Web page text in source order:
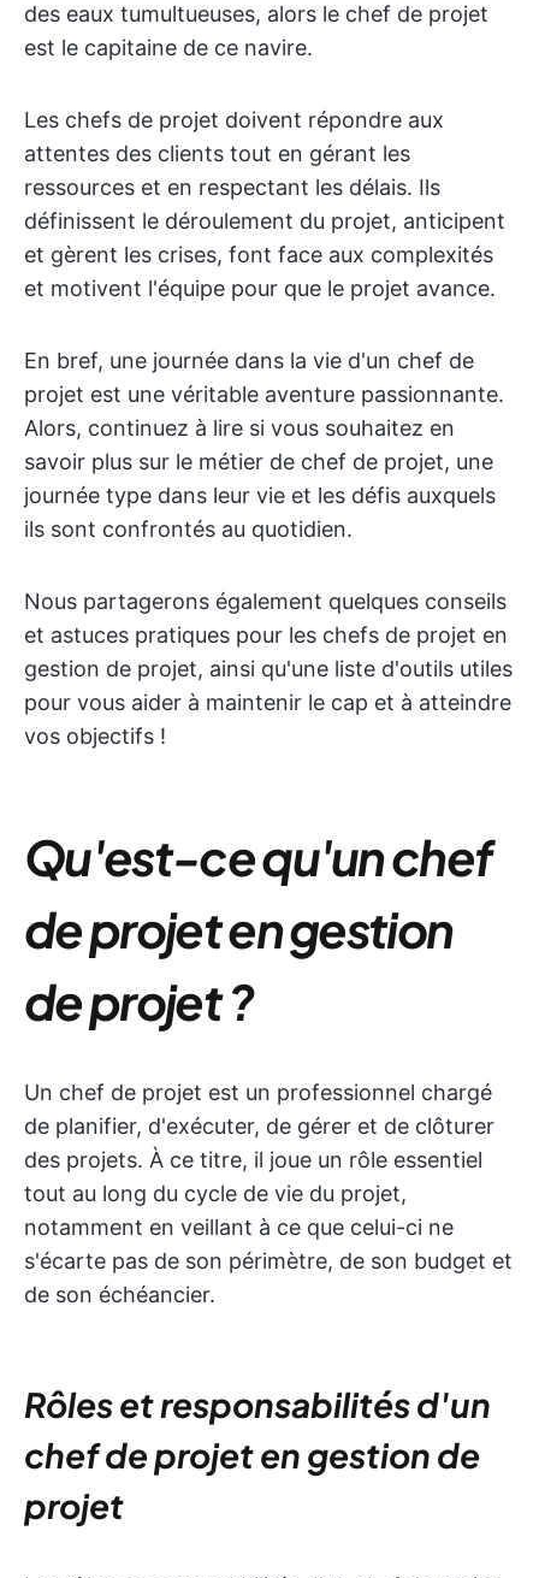
des eaux tumultueuses, alors le chef de projet
est le capitaine de ce navire.
Les chefs de projet doivent répondre aux
attentes des clients tout en gérant les
ressources et en respectant les délais. Ils
définissent le déroulement du projet, anticipent
et gèrent les crises, font face aux complexités
et motivent l'équipe pour que le projet avance.
En bref, une journée dans la vie d'un chef de
projet est une véritable aventure passionnante.
Alors, continuez à lire si vous souhaitez en
savoir plus sur le métier de chef de projet, une
journée type dans leur vie et les défis auxquels
ils sont confrontés au quotidien.
Nous partagerons également quelques conseils
et astuces pratiques pour les chefs de projet en
gestion de projet, ainsi qu'une liste d'outils utiles
pour vous aider à maintenir le cap et à atteindre
vos objectifs !
Qu'est-ce qu'un chef
de projet en gestion
de projet ?
Un chef de projet est un professionnel chargé
de planifier, d'exécuter, de gérer et de clôturer
des projets. À ce titre, il joue un rôle essentiel
tout au long du cycle de vie du projet,
notamment en veillant à ce que celui-ci ne
s'écarte pas de son périmètre, de son budget et
de son échéancier.
Rôles et responsabilités d'un
chef de projet en gestion de
projet